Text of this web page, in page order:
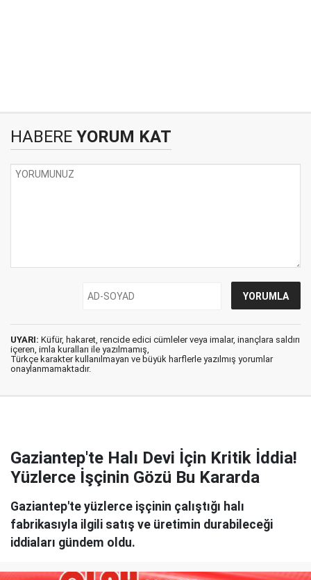
HABERE YORUM KAT
UYARI: Küfür, hakaret, rencide edici cümleler veya imalar, inançlara saldırı
içeren, imla kuralları ile yazılmamış,
Türkçe karakter kullanılmayan ve büyük harflerle yazılmış yorumlar
onaylanmamaktadır.
Gaziantep'te Halı Devi İçin Kritik İddia!
Yüzlerce İşçinin Gözü Bu Kararda
Gaziantep'te yüzlerce işçinin çalıştığı halı
fabrikasıyla ilgili satış ve üretimin durabileceği
iddiaları gündem oldu.